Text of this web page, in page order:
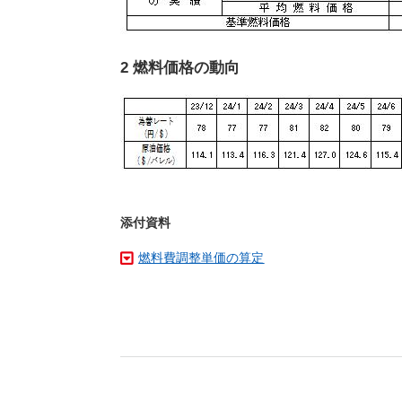
2 燃料価格の動向
添付資料
燃料費調整単価の算定